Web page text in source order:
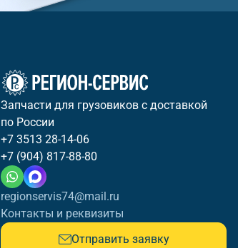
Запчасти для грузовиков с доставкой
по России
+7 3513 28-14-06
+7 (904) 817-88-80
regionservis74@mail.ru
Контакты и реквизиты
Отправить заявку